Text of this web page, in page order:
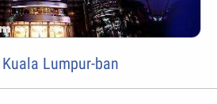
Lumpur-ban